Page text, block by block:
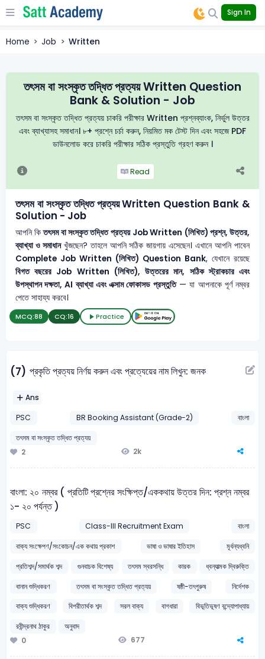
Sign In
Home Job Written
তৎসম বা সংস্কৃত তদ্ধিত প্রত্যয় Written Question
Bank & Solution - Job
তৎসম বা সংস্কৃত তদ্ধিত প্রত্যয় চাকরি পরীক্ষার Written প্রশ্নব্যাংক, নির্ভুল উত্তর
এবং ব্যাখ্যাসহ সমাধান। ৮+ প্রশ্নে চর্চা করুন, নিয়মিত মক টেস্ট দিন এবং সহজে PDF
ডাউনলোড করে চাকরি পরীক্ষার সঠিক প্রস্তুতি গ্রহণ করুন ।
Read
তৎসম বা সংস্কৃত তদ্ধিত প্রত্যয় Written Question Bank &
Solution - Job
আপনি কিতৎসম বা সংস্কৃত তদ্ধিত প্রত্যয় Job Written (লিখিত) প্রশ্ন, উত্তর,
ব্যাখ্যা ও সমাধানখুঁজছেন? তাহলে আপনি সঠিক জায়গায় এসেছেন। এখানে আপনি পাবেন
Complete Job Written (লিখিত) Question Bank, যেখানে রয়েছে
বিগত বছরের Job Written (লিখিত), উত্তরের মান, সঠিক স্ট্রাকচার এবং
উপস্থাপন দক্ষতা, AI ব্যাখ্যা এবং এক্সাম ফোকাসড প্রস্তুতি— যা আপনাকে পূর্ণ নম্বর
পেতে সাহায্য করবে।
MCQ:88 CQ:16 Practice
(7) প্রকৃতি প্রত্যয় নির্ণয় করুন এবং প্রত্যেয়ের নাম লিখুন: জনক
Ans
PSC
BR Booking Assistant (Grade-2)
বাংলা
তৎসম বা সংস্কৃত তদ্ধিত প্রত্যয়
2
2k
বাংলা: ২০ নম্বর ( প্রতিটি প্রশ্নের সংক্ষিপ্ত/এককথায় উত্তর দিন: প্রশ্ন নম্বর
১- ২০ পর্যন্ত )
PSC Class-III Recruitment Exam
বাংলা
বাক্য সংক্ষেপণ/সংকোচন/এক কথায় প্রকাশ
ভাষা ও ভাষার ইতিহাস
মূর্ধন্যধ্বনি
প্রতিশব্দ/সমার্থক শব্দ
গুনবাচক বিশেষ্য তৎসম স্বরসন্ধি কারক
ধ্বন্যাত্মক দ্বিরুক্তি
বানান শুদ্ধিকরণ
তৎসম বা সংস্কৃত তদ্ধিত প্রত্যয় ষষ্ঠী-তৎপুরুষ
নির্দেশক
বাক্য শুদ্ধিকরণ
বিপরীতার্থক শব্দ সরল বাক্য বাগধারা
বিভূতিভূষণ বন্দ্যোপাধ্যায়
রবীন্দ্রনাথ ঠাকুর
অনুবাদ
0
677